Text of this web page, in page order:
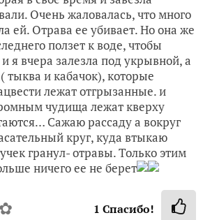
Очень жаловалась, что много
ей. Отрава ее убивает. Но она же
ползет к воде, чтобы
я вчера залезла под укрывной, а
тыква и кабачок), которые
лежат отгрызанные. и
чудища лежат кверху
Сажаю рассаду а вокруг
круг, куда втыкаю
гранул- отравы. Только этим
ничего ее не берет
✿ 1 Спасибо!